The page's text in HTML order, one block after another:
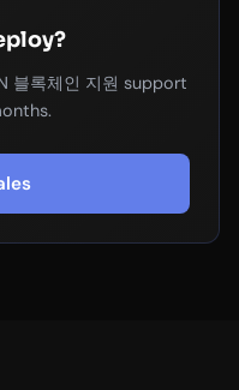
블록체인 지원 support